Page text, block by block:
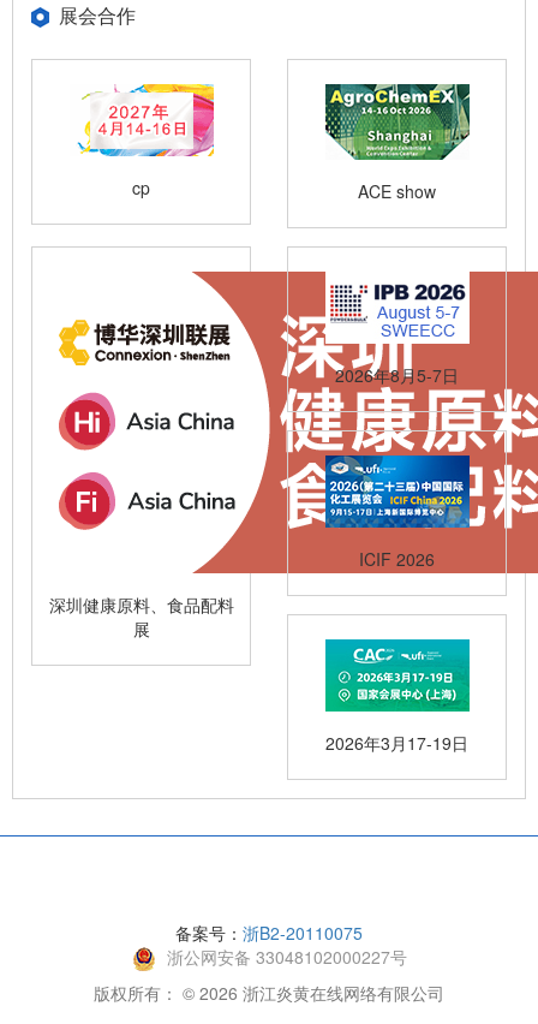
展会合作
cp ACE show
深圳健康原料、食品配料
展
2026年8月5-7日
ICIF 2026
2026年3月17-19日
备案号： 浙B2-20110075
浙公网安备 33048102000227号
版权所有： © 2026 浙江炎黄在线网络有限公司